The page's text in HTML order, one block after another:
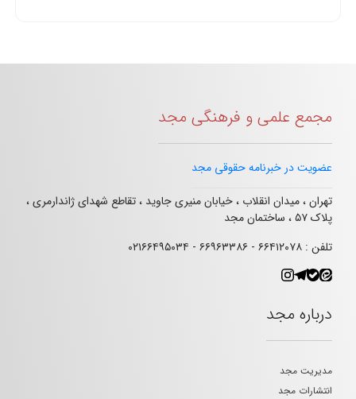
مجمع علمی و فرهنگی مجد
عضویت در خبرنامه حقوقی مجد
تهران ، میدان انقلاب ، خیابان منیری جاوید ، تقاطع شهدای ژاندارمری ،
پلاک ۵۷ ، ساختمان مجد
تلفن : ۶۶۴۱۲۰۷۸ - ۶۶۹۶۳۳۸۶ - ۰۲۱۶۶۴۹۵۰۳۴
درباره مجد
مدیریت مجد
انتشارات مجد